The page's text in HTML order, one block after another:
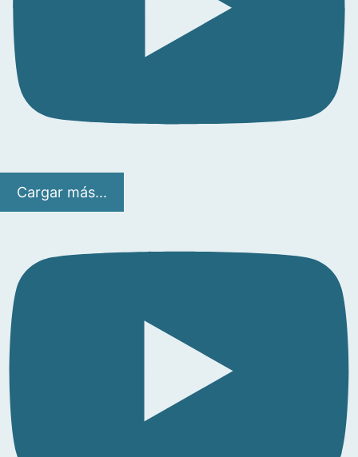
Cargar más...